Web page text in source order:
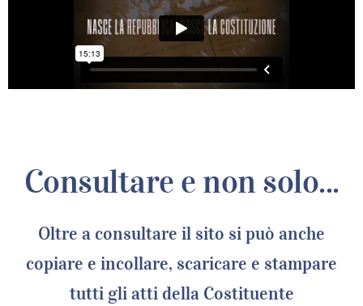
Consultare e non solo...
Oltre a consultare il sito si può anche
copiare e incollare, scaricare e stampare
tutti gli atti della Costituente